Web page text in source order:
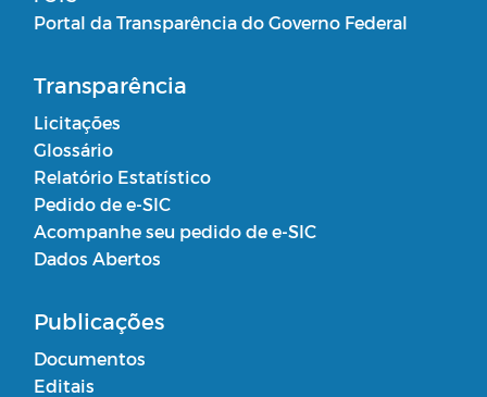
Portal da Transparência do Governo Federal
Transparência
Licitações
Glossário
Relatório Estatístico
Pedido de e-SIC
Acompanhe seu pedido de e-SIC
Dados Abertos
Publicações
Documentos
Editais